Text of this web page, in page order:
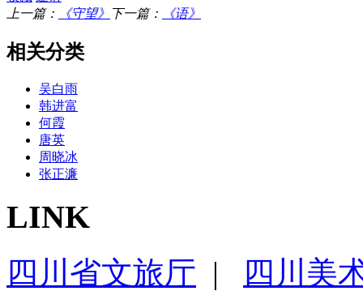
上一篇：
《守望》 下一篇： 《语》
相关分类
吴白雨
韩进富
何霞
唐英
周晓冰
张正濂
LINK
四川省文旅厅 |
四川美